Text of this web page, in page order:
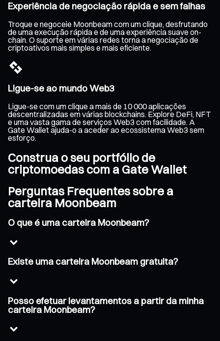
Experiência de negociação rápida e sem falhas
Troque e negoceie Moonbeam com um clique, desfrutando
de uma execução rápida e de uma experiência suave on-
chain. O suporte em várias redes torna a negociação de
criptoativos mais simples e mais eficiente.
Ligue-se ao mundo Web3
Ligue-se com um clique a mais de 10 000 aplicações
descentralizadas em várias blockchains. Explore DeFi, NFT
e uma vasta gama de serviços Web3 com facilidade. A
Gate Wallet ajuda-o a aceder ao ecossistema Web3 sem
esforço.
Construa o seu portfólio de
criptomoedas com a Gate Wallet
Perguntas Frequentes sobre a
carteira Moonbeam
O que é uma carteira Moonbeam?
Existe uma carteira Moonbeam gratuita?
Posso efetuar levantamentos a partir da minha
carteira Moonbeam?